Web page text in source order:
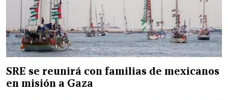
SRE se reunirá con familias de mexicanos
en misión a Gaza